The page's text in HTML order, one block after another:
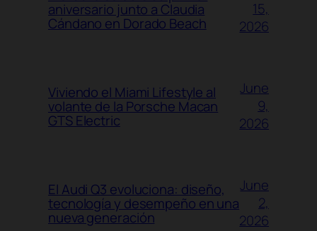
aniversario junto a Claudia
Cándano en Dorado Beach
15,
2026
Viviendo el Miami Lifestyle al
volante de la Porsche Macan
GTS Electric
June
9,
2026
El Audi Q3 evoluciona: diseño,
tecnología y desempeño en una
nueva generación
June
2,
2026